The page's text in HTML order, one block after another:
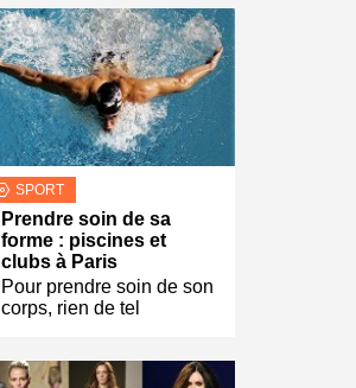
SPORT
Prendre soin de sa
forme : piscines et
clubs à Paris
Pour prendre soin de son
corps, rien de tel